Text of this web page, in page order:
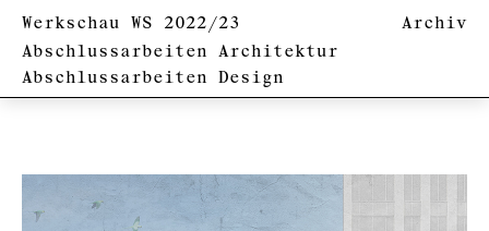
Werkschau WS 2022/23
Abschlussarbeiten Architektur
Abschlussarbeiten Design
Archiv